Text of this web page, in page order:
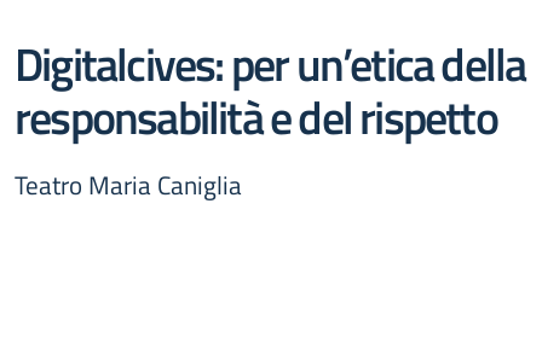
Digitalcives: per un’etica della
responsabilità e del rispetto
Teatro Maria Caniglia